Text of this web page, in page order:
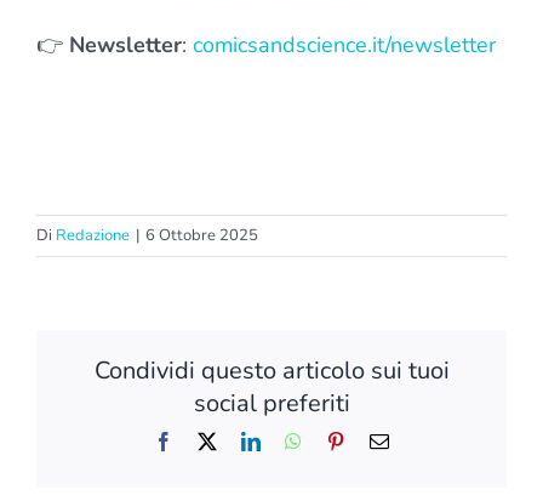
👉 Newsletter: comicsandscience.it/newsletter
Di Redazione | 6 Ottobre 2025
Condividi questo articolo sui tuoi
social preferiti
Facebook LinkedInWhatsApp
PinterestEmail